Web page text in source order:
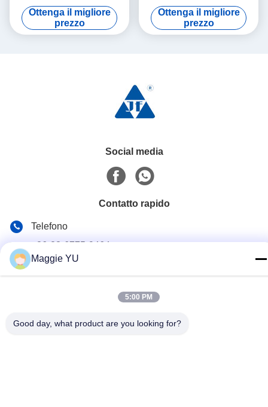
ISO14001 50Hz
Ottenga il migliore
prezzo
con garanzia di un anno per
il riscaldamento dell'industria
del vetro
Ottenga il migliore
prezzo
Social media
Contatto rapido
Telefono
+86-23-6775-9464
4FL, B3 Saturn Builing, strada della stella di no. 98, nuova
Maggie YU
5:00 PM
Good day, what product are you looking for?